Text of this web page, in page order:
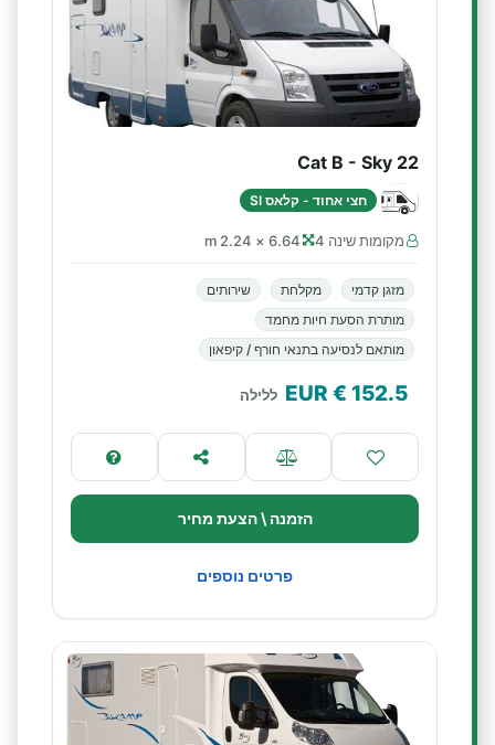
Cat B - Sky 22
חצי אחוד - קלאס SI
מקומות שינה 4 6.64 × 2.24 m
מזגן קדמי מקלחת
שירותים
מותרת הסעת חיות מחמד
מותאם לנסיעה בתנאי חורף / קיפאון
152.5
€ EUR ללילה
הזמנה \ הצעת מחיר
פרטים נוספים